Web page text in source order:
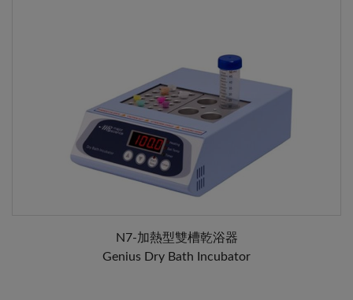
N7-加熱型雙槽乾浴器
Genius Dry Bath Incubator